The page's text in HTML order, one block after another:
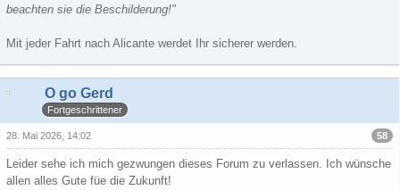
beachten sie die Beschilderung!"
Mit jeder Fahrt nach Alicante werdet Ihr sicherer werden.
O go Gerd
Fortgeschrittener
58
28. Mai 2026, 14:02
Leider sehe ich mich gezwungen dieses Forum zu verlassen. Ich wünsche
allen alles Gute füe die Zukunft!